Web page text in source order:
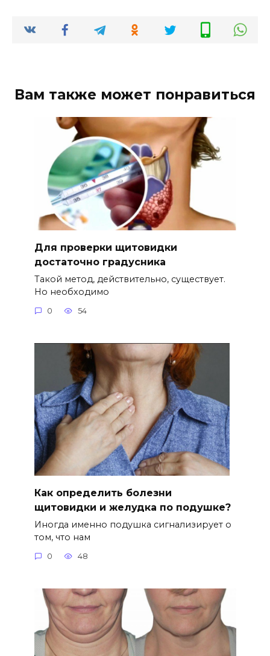
Вам также может понравиться
Для проверки щитовидки
достаточно градусника
Такой метод, действительно, существует.
Но необходимо
0 54
Как определить болезни
щитовидки и желудка по подушке?
Иногда именно подушка сигнализирует о
том, что нам
0 48